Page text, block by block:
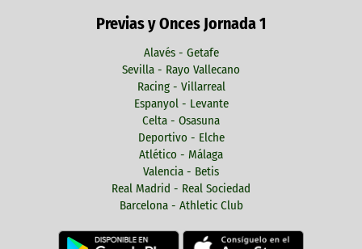
Previas y Onces Jornada 1
Alavés - Getafe
Sevilla - Rayo Vallecano
Racing - Villarreal
Espanyol - Levante
Celta - Osasuna
Deportivo - Elche
Atlético - Málaga
Valencia - Betis
Real Madrid - Real Sociedad
Barcelona - Athletic Club